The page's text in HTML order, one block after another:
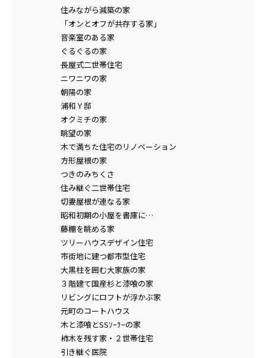
住みながら減築の家
「オンとオフが共存する家」
音楽室のある家
ぐるぐるの家
長屋式二世帯住宅
ニワニワの家
朝陽の家
浦和Ｙ邸
オクミチの家
眺望の家
木で満ちた住宅のリノベーション
方形屋根の家
つきのみちくさ
住み継ぐ二世帯住宅
切妻屋根が連なる家
昭和初期の小屋を書庫に…
藤棚を眺める家
ツリーハウスデザイン住宅
市街地に建つ都市型住宅
大黒柱を囲む大家族の家
３階建て国産杉と漆喰の家
リビングにロフトが浮かぶ家
元町のコートハウス
木と漆喰とSSｿｰﾗｰの家
柿木を残す家・２世帯住宅
引き継ぐ医院